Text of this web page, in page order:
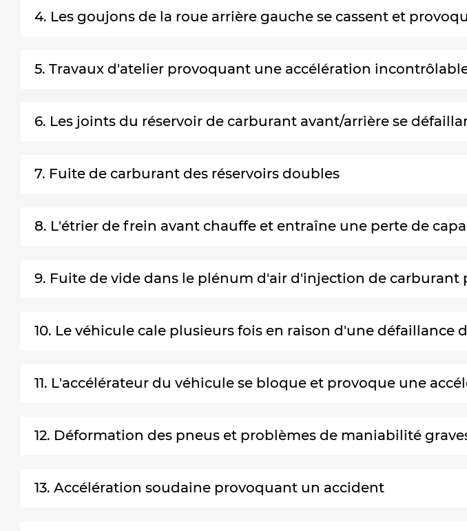
4. Les goujons de la roue arrière gauche se cassent et
5. Travaux d'atelier provoquant une accélération
6. Les joints du réservoir de carburant avant/arrière se
7. Fuite de carburant des réservoirs doubles
8. L'étrier de frein avant chauffe et entraîne une perte de
9. Fuite de vide dans le plénum d'air d'injection de
10. Le véhicule cale plusieurs fois en raison d'une
11. L'accélérateur du véhicule se bloque et provoque une
12. Déformation des pneus et problèmes de maniabilité
13. Accélération soudaine provoquant un accident